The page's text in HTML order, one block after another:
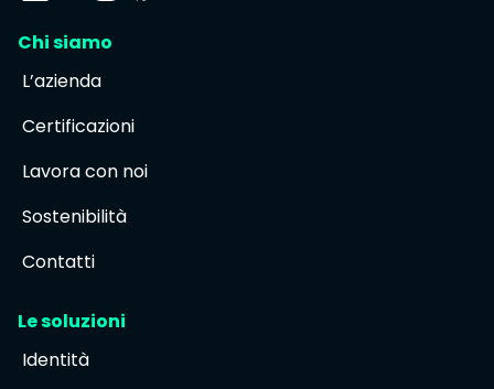
Chi siamo
L’azienda
Certificazioni
Lavora con noi
Sostenibilità
Contatti
Le soluzioni
Identità